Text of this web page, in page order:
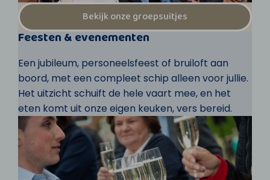
Bekijk onze groepsuitjes
Feesten & evenementen
Een jubileum, personeelsfeest of bruiloft aan
boord, met een compleet schip alleen voor jullie.
Het uitzicht schuift de hele vaart mee, en het
eten komt uit onze eigen keuken, vers bereid.